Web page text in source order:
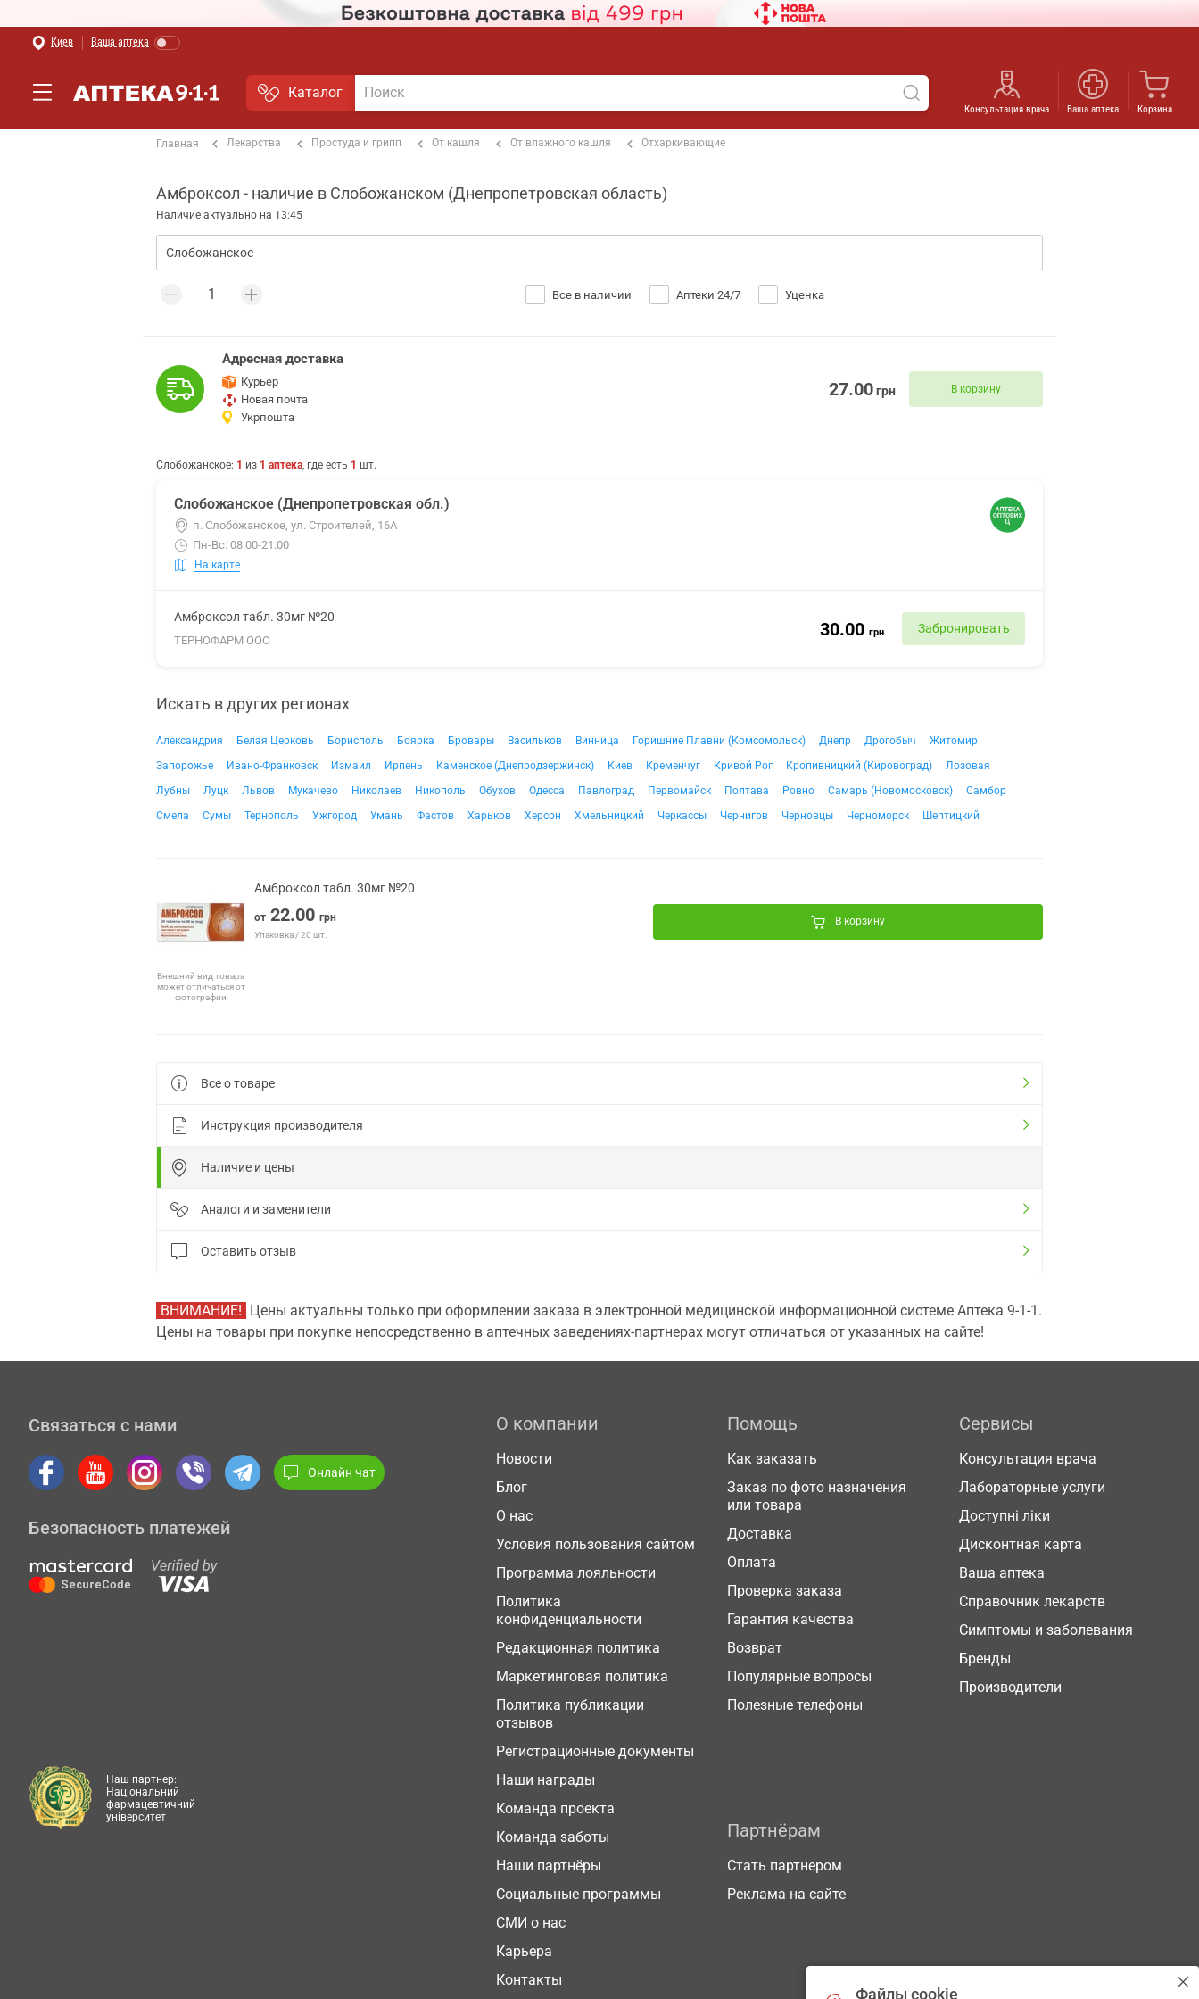
Киев Ваша аптека
Каталог
Консультация врача Ваша аптека Корзина
Главная Лекарства Простуда и грипп От кашля От влажного кашля Отхаркивающие
Амброксол - наличие в Слобожанском (Днепропетровская область)
Наличие актуально на 13:45
Все в наличии Аптеки 24/7 Уценка
Адресная доставка
Курьер
Новая почта
Укрпошта
27.00грн В корзину
Слобожанское: 1 из 1 аптека, где есть 1 шт.
Слобожанское (Днепропетровская обл.)
п. Слобожанское, ул. Строителей, 16А
Пн-Вс: 08:00-21:00
На карте
Амброксол табл. 30мг №20
ТЕРНОФАРМ ООО
30.00 грн Забронировать
Искать в других регионах
Александрия Белая Церковь Борисполь Боярка Бровары Васильков Винница Горишние Плавни (Комсомольск) Днепр Дрогобыч
Житомир
Запорожье
Ивано-Франковск Измаил Ирпень Каменское (Днепродзержинск) Киев Кременчуг Кривой Рог Кропивницкий (Кировоград)
Лозовая
Лубны
Луцк Львов Мукачево Николаев Никополь Обухов Одесса Павлоград Первомайск Полтава Ровно Самарь (Новомосковск)
Самбор
Смела
Сумы Тернополь Ужгород Умань Фастов Харьков Херсон Хмельницкий Черкассы Чернигов Черновцы Черноморск Шептицкий
Внешний вид товара
может отличаться от
фотографии
Амброксол табл. 30мг №20
от 22.00 грн
Упаковка / 20 шт.
В корзину
Все о товаре
Инструкция производителя
Наличие и цены
Аналоги и заменители
Оставить отзыв
ВНИМАНИЕ! Цены актуальны только при оформлении заказа в электронной медицинской информационной системе Аптека 9-1-1.
Цены на товары при покупке непосредственно в аптечных заведениях-партнерах могут отличаться от указанных на сайте!
Связаться с нами
Онлайн чат
Безопасность платежей
О компании
Новости
Блог
О нас
Условия пользования сайтом
Программа лояльности
Политика
конфиденциальности
Редакционная политика
Маркетинговая политика
Политика публикации
отзывов
Регистрационные документы
Наши награды
Команда проекта
Команда заботы
Наши партнёры
Социальные программы
СМИ о нас
Карьера
Контакты
Помощь
Как заказать
Заказ по фото назначения
или товара
Доставка
Оплата
Проверка заказа
Гарантия качества
Возврат
Популярные вопросы
Полезные телефоны
Сервисы
Консультация врача
Лабораторные услуги
Доступні ліки
Дисконтная карта
Ваша аптека
Справочник лекарств
Симптомы и заболевания
Бренды
Производители
Партнёрам
Стать партнером
Реклама на сайте
Наш партнер:
Національний
фармацевтичний
університет
Файлы cookie